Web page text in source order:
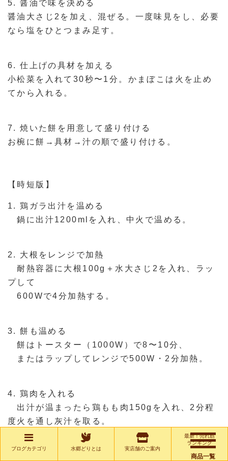
商品一覧
5. 醤油で味を決める
醤油大さじ2を加え、混ぜる。一度味見をし、必要
なら塩をひとつまみ足す。
6. 仕上げの具材を加える
小松菜を入れて30秒〜1分。かまぼこは火を止め
てから入れる。
7. 焼いた餅を用意して盛り付ける
お椀に餅→具材→汁の順で盛り付ける。
【時短版】
1. 鶏ガラ出汁を温める
鍋に出汁1200mlを入れ、中火で温める。
2. 大根をレンジで加熱
耐熱容器に大根100g＋水大さじ2を入れ、ラッ
プして
600Wで4分加熱する。
3. 餅も温める
餅はトースター（1000W）で8〜10分、
またはラップしてレンジで500W・2分加熱。
4. 鶏肉を入れる
出汁が温まったら鶏もも肉150gを入れ、2分程
度火を通し灰汁を取る。
ブログカテゴリ 水郷どりとは 実店舗のご案内
最新！売れ筋
ランキング